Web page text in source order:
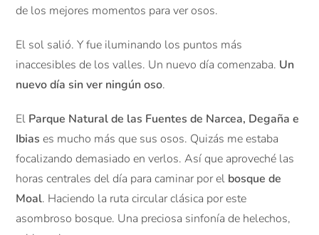
de los mejores momentos para ver osos.
El sol salió. Y fue iluminando los puntos más
inaccesibles de los valles. Un nuevo día comenzaba. Un
nuevo día sin ver ningún oso.
El Parque Natural de las Fuentes de Narcea, Degaña e
Ibias es mucho más que sus osos. Quizás me estaba
focalizando demasiado en verlos. Así que aproveché las
horas centrales del día para caminar por el bosque de
Moal. Haciendo la ruta circular clásica por este
asombroso bosque. Una preciosa sinfonía de helechos,